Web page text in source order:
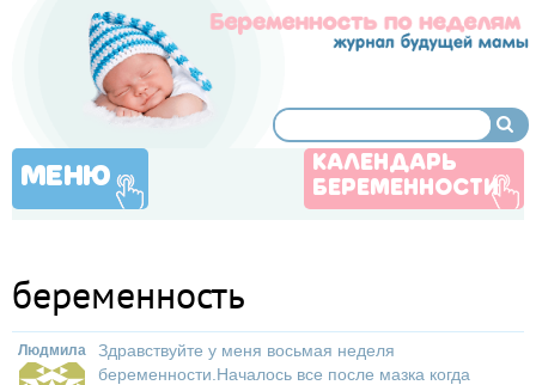
МЕНЮ
КАЛЕНДАРЬ
БЕРЕМЕННОСТИ
беременность
Людмила
Здравствуйте у меня восьмая неделя
беременности.Началось все после мазка когда